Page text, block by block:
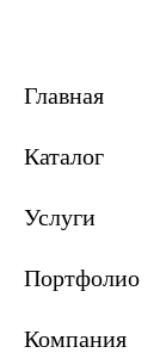
Главная
Каталог
Услуги
Портфолио
Компания